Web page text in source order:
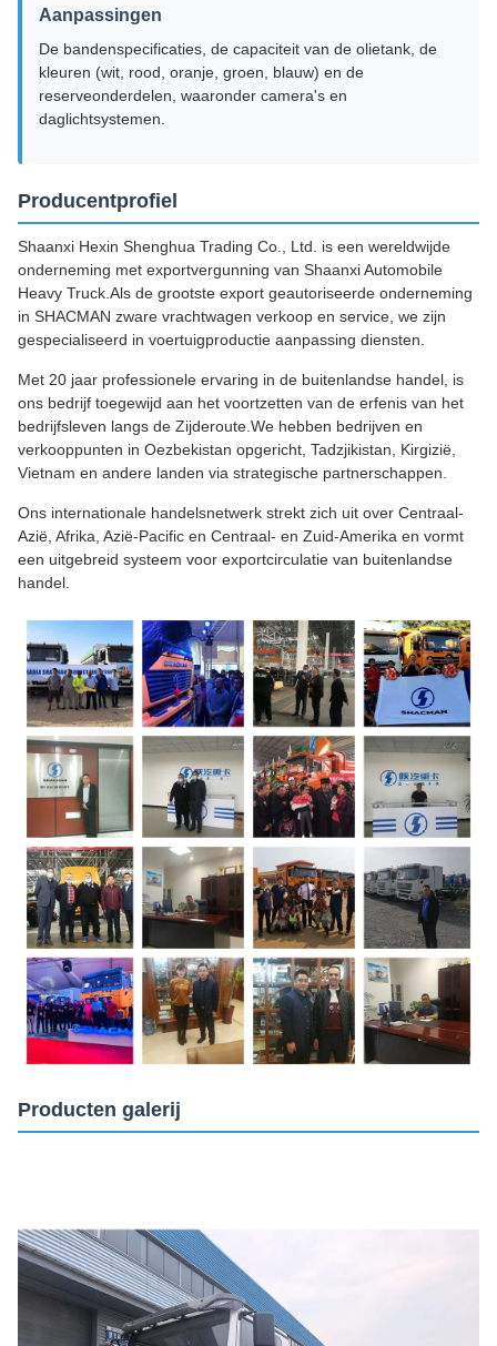
Aanpassingen
De bandenspecificaties, de capaciteit van de olietank, de
kleuren (wit, rood, oranje, groen, blauw) en de
reserveonderdelen, waaronder camera's en
daglichtsystemen.
Producentprofiel
Shaanxi Hexin Shenghua Trading Co., Ltd. is een wereldwijde
onderneming met exportvergunning van Shaanxi Automobile
Heavy Truck.Als de grootste export geautoriseerde onderneming
in SHACMAN zware vrachtwagen verkoop en service, we zijn
gespecialiseerd in voertuigproductie aanpassing diensten.
Met 20 jaar professionele ervaring in de buitenlandse handel, is
ons bedrijf toegewijd aan het voortzetten van de erfenis van het
bedrijfsleven langs de Zijderoute.We hebben bedrijven en
verkooppunten in Oezbekistan opgericht, Tadzjikistan, Kirgizië,
Vietnam en andere landen via strategische partnerschappen.
Ons internationale handelsnetwerk strekt zich uit over Centraal-
Azië, Afrika, Azië-Pacific en Centraal- en Zuid-Amerika en vormt
een uitgebreid systeem voor exportcirculatie van buitenlandse
handel.
Producten galerij